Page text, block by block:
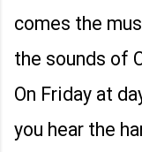
comes the
the sounds of
On Friday at
you hear the